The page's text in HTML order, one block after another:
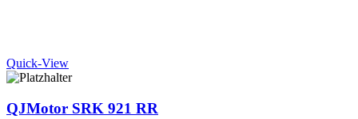
Quick-View
QJMotor SRK 921 RR